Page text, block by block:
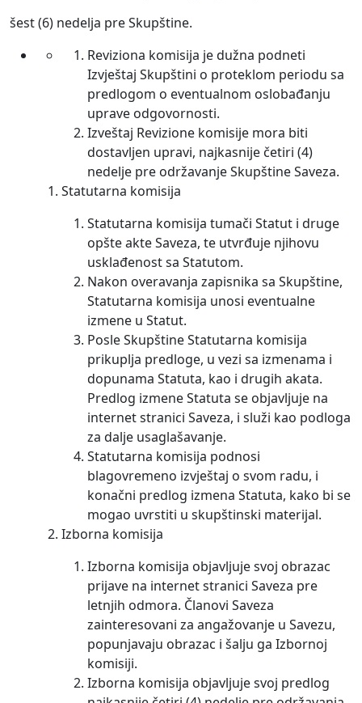
šest (6) nedelja pre Skupštine.
Reviziona komisija je dužna podneti
Izvještaj Skupštini o proteklom periodu sa
predlogom o eventualnom oslobađanju
uprave odgovornosti.
Izveštaj Revizione komisije mora biti
dostavljen upravi, najkasnije četiri (4)
nedelje pre održavanje Skupštine Saveza.
Statutarna komisija
Statutarna komisija tumači Statut i druge
opšte akte Saveza, te utvrđuje njihovu
usklađenost sa Statutom.
Nakon overavanja zapisnika sa Skupštine,
Statutarna komisija unosi eventualne
izmene u Statut.
Posle Skupštine Statutarna komisija
prikuplja predloge, u vezi sa izmenama i
dopunama Statuta, kao i drugih akata.
Predlog izmene Statuta se objavljuje na
internet stranici Saveza, i služi kao podloga
za dalje usaglašavanje.
Statutarna komisija podnosi
blagovremeno izvještaj o svom radu, i
konačni predlog izmena Statuta, kako bi se
mogao uvrstiti u skupštinski materijal.
Izborna komisija
Izborna komisija objavljuje svoj obrazac
prijave na internet stranici Saveza pre
letnjih odmora. Članovi Saveza
zainteresovani za angažovanje u Savezu,
popunjavaju obrazac i šalju ga Izbornoj
komisiji.
Izborna komisija objavljuje svoj predlog